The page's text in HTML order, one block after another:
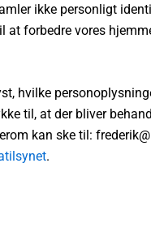
ikke personligt
at forbedre vores
hvilke
til, at der bliver
kan ske til:
.